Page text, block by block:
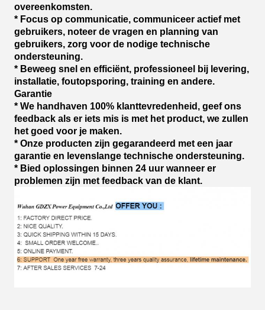
overeenkomsten.
* Focus op communicatie, communiceer actief met
gebruikers, noteer de vragen en planning van
gebruikers, zorg voor de nodige technische
ondersteuning.
* Beweeg snel en efficiënt, professioneel bij levering,
installatie, foutopsporing, training en andere.
Garantie
* We handhaven 100% klanttevredenheid, geef ons
feedback als er iets mis is met het product, we zullen
het goed voor je maken.
* Onze producten zijn gegarandeerd met een jaar
garantie en levenslange technische ondersteuning.
* Bied oplossingen binnen 24 uur wanneer er
problemen zijn met feedback van de klant.